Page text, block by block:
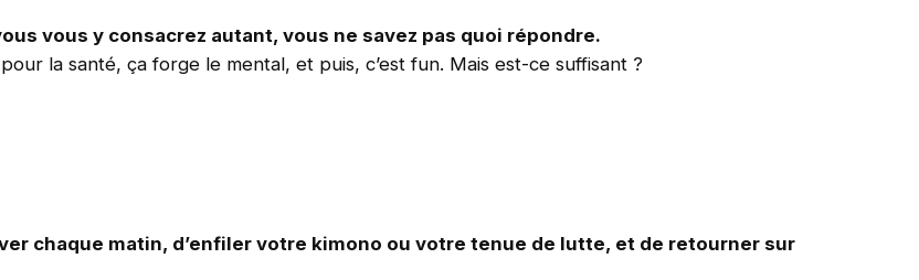
vous y consacrez autant, vous ne savez pas quoi répondre.
la santé, ça forge le mental, et puis, c’est fun. Mais est-ce suffisant ?
chaque matin, d’enfiler votre kimono ou votre tenue de lutte, et de retourner sur